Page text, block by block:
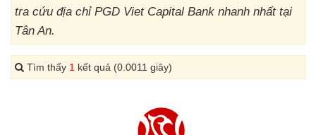
tra cứu địa chỉ PGD Viet Capital Bank nhanh nhất tại
Tân An.
Tìm thấy 1 kết quả (0.0011 giây)